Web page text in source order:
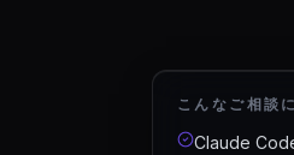
こんなご相談
Claude